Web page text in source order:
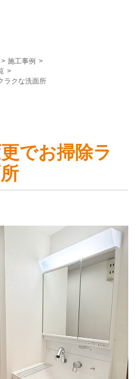
> 施工事例 >
>
ラクな洗面所
でお掃除ラ